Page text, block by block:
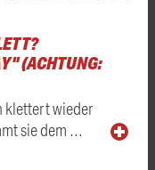
(ACHTUNG:
klettert wieder
sie dem …